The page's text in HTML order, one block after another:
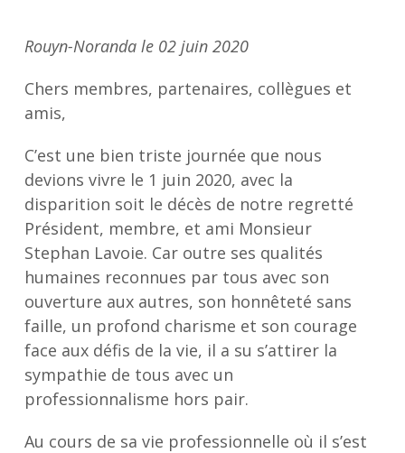
Rouyn-Noranda le 02 juin 2020
Chers membres, partenaires, collègues et
amis,
C’est une bien triste journée que nous
devions vivre le 1 juin 2020, avec la
disparition soit le décès de notre regretté
Président, membre, et ami Monsieur
Stephan Lavoie. Car outre ses qualités
humaines reconnues par tous avec son
ouverture aux autres, son honnêteté sans
faille, un profond charisme et son courage
face aux défis de la vie, il a su s’attirer la
sympathie de tous avec un
professionnalisme hors pair.
Au cours de sa vie professionnelle où il s’est